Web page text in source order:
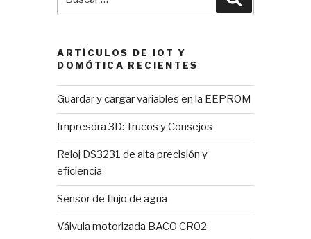
por:
ARTÍCULOS DE IOT Y
DOMÓTICA RECIENTES
Guardar y cargar variables en la EEPROM
Impresora 3D: Trucos y Consejos
Reloj DS3231 de alta precisión y
eficiencia
Sensor de flujo de agua
Válvula motorizada BACO CR02